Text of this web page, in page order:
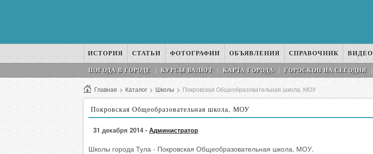
ИСТОРИЯ СТАТЬИ ФОТОГРАФИИ ОБЪЯВЛЕНИЯ СПРАВОЧНИК ВИДЕО
ПОГОДА В ГОРОДЕ КУРСЫ ВАЛЮТ КАРТА ГОРОДА ГОРОСКОП НA СEГОДНЯ
Главная > Каталог > Школы > Покровская Общеобразовательная школа, МОУ
Покровская Общеобразовательная школа, МОУ
31 декабря 2014 - Администратор
Школы города Тула - Покровская Общеобразовательная школа, МОУ.